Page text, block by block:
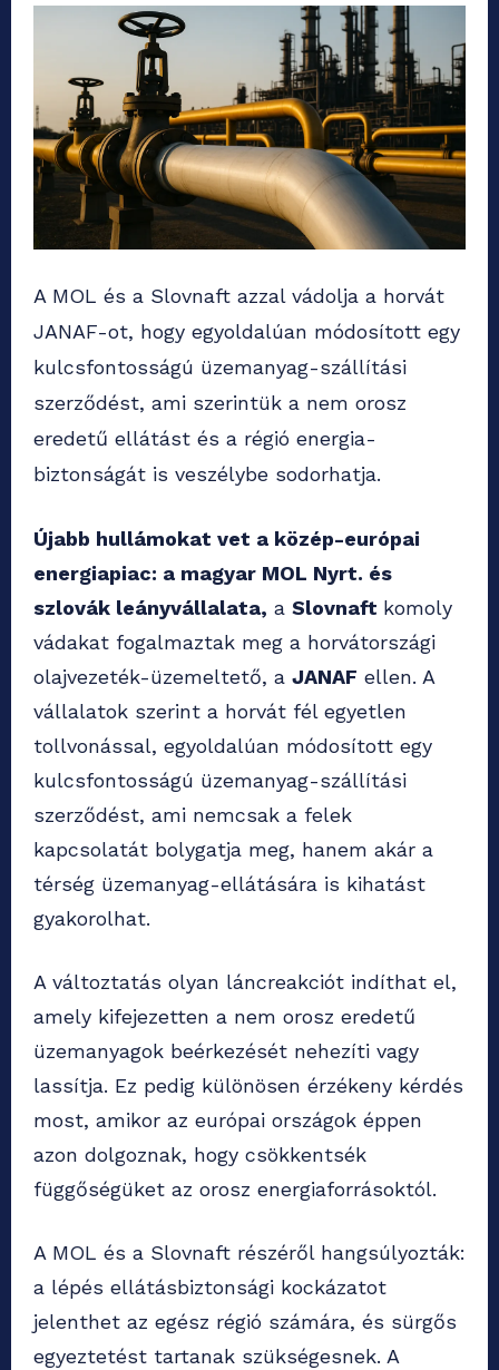
A MOL és a Slovnaft azzal vádolja a horvát
JANAF-ot, hogy egyoldalúan módosított egy
kulcsfontosságú üzemanyag-szállítási
szerződést, ami szerintük a nem orosz
eredetű ellátást és a régió energia-
biztonságát is veszélybe sodorhatja.
Újabb hullámokat vet a közép-európai
energiapiac: a magyar MOL Nyrt. és
szlovák leányvállalata, a Slovnaft komoly
vádakat fogalmaztak meg a horvátországi
olajvezeték-üzemeltető, a JANAF ellen. A
vállalatok szerint a horvát fél egyetlen
tollvonással, egyoldalúan módosított egy
kulcsfontosságú üzemanyag-szállítási
szerződést, ami nemcsak a felek
kapcsolatát bolygatja meg, hanem akár a
térség üzemanyag-ellátására is kihatást
gyakorolhat.
A változtatás olyan láncreakciót indíthat el,
amely kifejezetten a nem orosz eredetű
üzemanyagok beérkezését nehezíti vagy
lassítja. Ez pedig különösen érzékeny kérdés
most, amikor az európai országok éppen
azon dolgoznak, hogy csökkentsék
függőségüket az orosz energiaforrásoktól.
A MOL és a Slovnaft részéről hangsúlyozták:
a lépés ellátásbiztonsági kockázatot
jelenthet az egész régió számára, és sürgős
egyeztetést tartanak szükségesnek. A